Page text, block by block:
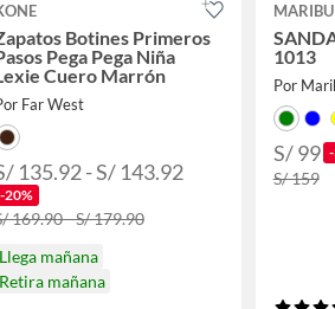
Botines Primeros
Pega Pega Niña
Cuero Marrón
Far West
135.92 - S/ 143.92
-20%
169.90 - S/ 179.90
Llega mañana
Retira mañana
MARIBU
1013
Por
S/ 99
S/ 159